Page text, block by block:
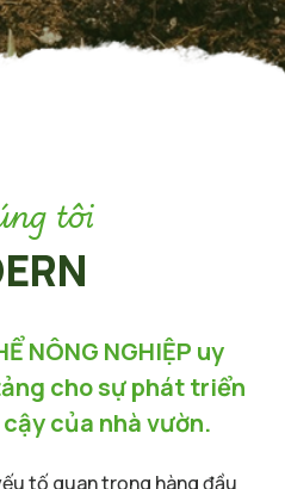
tôi
NÔNG NGHIỆP uy
cho sự phát triển
của nhà vườn.
tố quan trọng hàng đầu